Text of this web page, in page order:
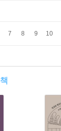
7 8 9 10